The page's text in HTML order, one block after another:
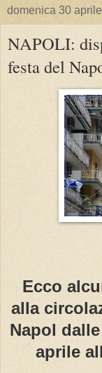
domenica 30
NAPOLI:
festa del
Ecco
alla
Napol
aprile